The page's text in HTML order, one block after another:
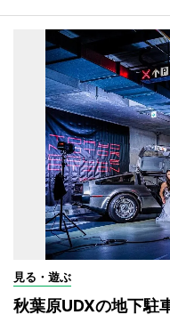
見る・遊ぶ
秋葉原UDXの地下駐